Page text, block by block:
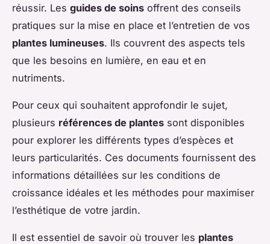
réussir. Les guides de soins offrent des conseils
pratiques sur la mise en place et l’entretien de vos
plantes lumineuses. Ils couvrent des aspects tels
que les besoins en lumière, en eau et en
nutriments.
Pour ceux qui souhaitent approfondir le sujet,
plusieurs références de plantes sont disponibles
pour explorer les différents types d’espèces et
leurs particularités. Ces documents fournissent des
informations détaillées sur les conditions de
croissance idéales et les méthodes pour maximiser
l’esthétique de votre jardin.
Il est essentiel de savoir où trouver les plantes